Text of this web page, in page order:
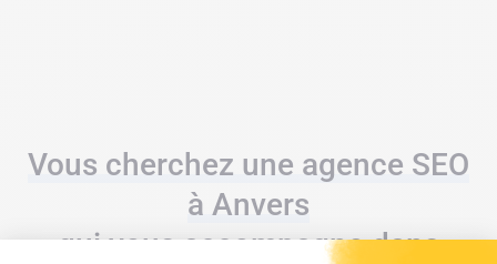
Vous cherchez une agence SEO
à Anvers
qui vous accompagne dans